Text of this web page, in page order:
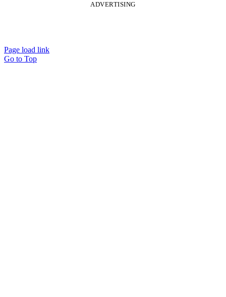
ADVERTISING
Page load link
Go to Top